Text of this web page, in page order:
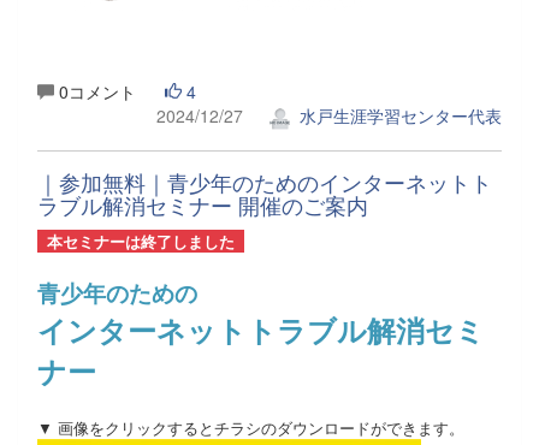
0コメント
4
2024/12/27
水戸生涯学習センター代表
｜参加無料｜青少年のためのインターネットト
ラブル解消セミナー 開催のご案内
本セミナーは終了しました
青少年のための
インターネットトラブル解消セミ
ナー
▼ 画像をクリックするとチラシのダウンロードができます。